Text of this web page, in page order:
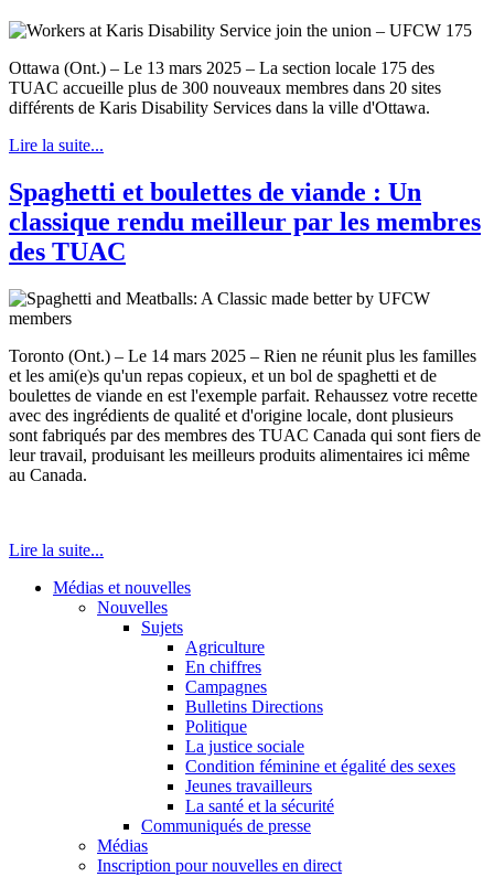
Ottawa (Ont.) – Le 13 mars 2025 – La section locale 175 des
TUAC accueille plus de 300 nouveaux membres dans 20 sites
différents de Karis Disability Services dans la ville d'Ottawa.
Lire la suite...
Spaghetti et boulettes de viande : Un
classique rendu meilleur par les membres
des TUAC
Toronto (Ont.) – Le 14 mars 2025 – Rien ne réunit plus les familles
et les ami(e)s qu'un repas copieux, et un bol de spaghetti et de
boulettes de viande en est l'exemple parfait. Rehaussez votre recette
avec des ingrédients de qualité et d'origine locale, dont plusieurs
sont fabriqués par des membres des TUAC Canada qui sont fiers de
leur travail, produisant les meilleurs produits alimentaires ici même
au Canada.
Lire la suite...
Médias et nouvelles
Nouvelles
Sujets
Agriculture
En chiffres
Campagnes
Bulletins Directions
Politique
La justice sociale
Condition féminine et égalité des sexes
Jeunes travailleurs
La santé et la sécurité
Communiqués de presse
Médias
Inscription pour nouvelles en direct